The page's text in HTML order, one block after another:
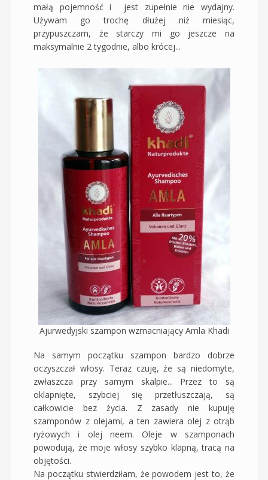
małą pojemność i jest zupełnie nie wydajny.
Używam go trochę dłużej niż miesiąc,
przypuszczam, że starczy mi go jeszcze na
maksymalnie 2 tygodnie, albo krócej...
Ajurwedyjski szampon wzmacniający Amla Khadi
Na samym początku szampon bardzo dobrze
oczyszczał włosy. Teraz czuję, że są niedomyte,
zwłaszcza przy samym skalpie... Przez to są
oklapnięte, szybciej się przetłuszczają, są
całkowicie bez życia. Z zasady nie kupuję
szamponów z olejami, a ten zawiera olej z otrąb
ryżowych i olej neem. Oleje w szamponach
powodują, że moje włosy szybko klapną, tracą na
objętości.
Na początku stwierdziłam, że powodem jest to, że